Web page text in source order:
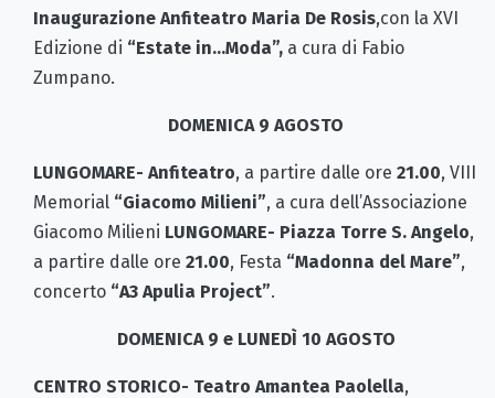
Inaugurazione Anfiteatro Maria De Rosis,con la XVI
Edizione di “Estate in…Moda”, a cura di Fabio
Zumpano.
DOMENICA 9 AGOSTO
LUNGOMARE- Anfiteatro, a partire dalle ore 21.00, VIII
Memorial “Giacomo Milieni”, a cura dell’Associazione
Giacomo Milieni LUNGOMARE- Piazza Torre S. Angelo,
a partire dalle ore 21.00, Festa “Madonna del Mare”,
concerto “A3 Apulia Project”.
DOMENICA 9 e LUNEDÌ 10 AGOSTO
CENTRO STORICO- Teatro Amantea Paolella,